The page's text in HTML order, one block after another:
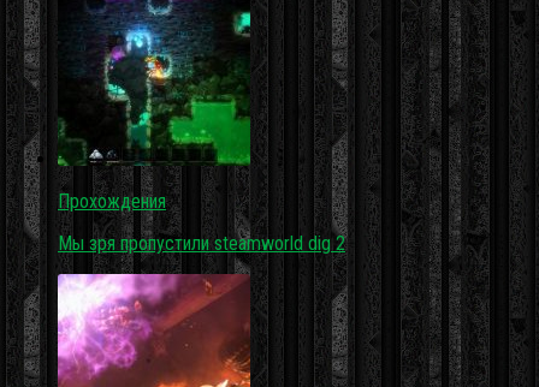
Прохождения
Мы зря пропустили steamworld dig 2